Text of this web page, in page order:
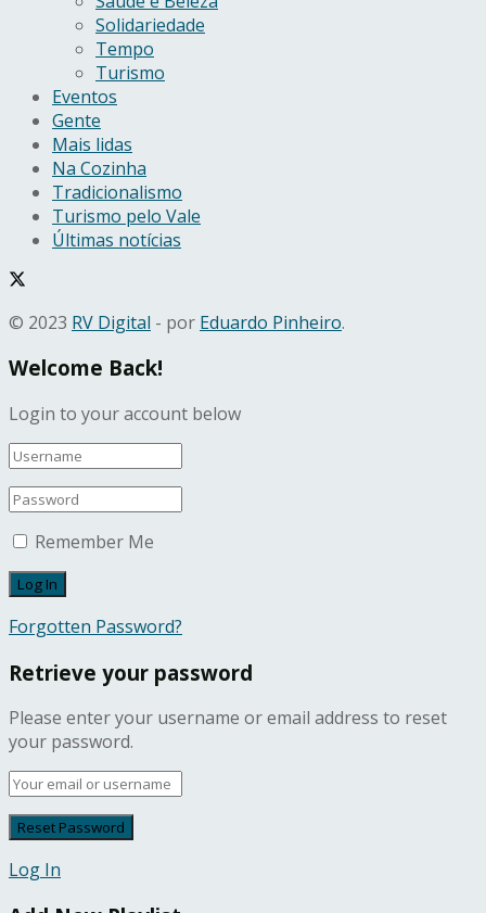
Solidariedade
Tempo
Turismo
Eventos
Gente
Mais lidas
Na Cozinha
Tradicionalismo
Turismo pelo Vale
Últimas notícias
© 2023 RV Digital - por Eduardo Pinheiro.
Welcome Back!
Login to your account below
Remember Me
Forgotten Password?
Retrieve your password
Please enter your username or email address to reset
your password.
Log In